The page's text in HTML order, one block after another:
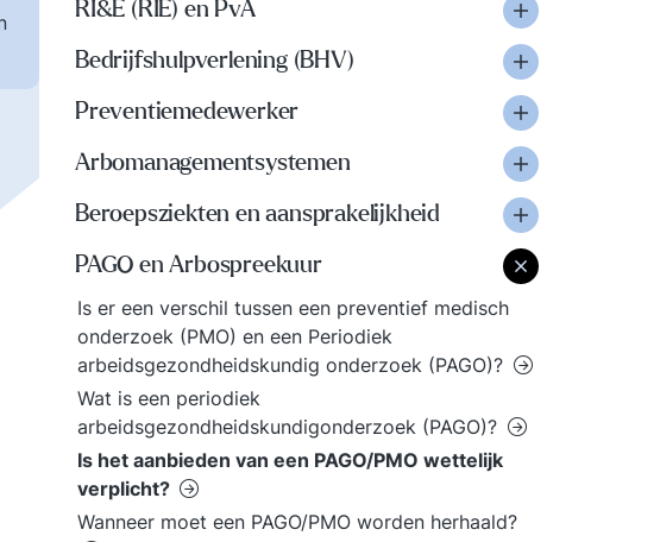
RI&E (RIE) en PvA
Bedrijfshulpverlening (BHV)
Preventiemedewerker
Arbomanagementsystemen
Beroepsziekten en aansprakelijkheid
PAGO en Arbospreekuur
Is er een verschil tussen een preventief medisch
onderzoek (PMO) en een Periodiek
arbeidsgezondheidskundig onderzoek (PAGO)?
Wat is een periodiek
arbeidsgezondheidskundigonderzoek (PAGO)?
Is het aanbieden van een PAGO/PMO wettelijk
verplicht?
Wanneer moet een PAGO/PMO worden herhaald?